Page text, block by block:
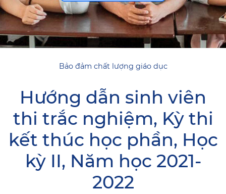
Bảo đảm chất lượng giáo dục
Hướng dẫn sinh viên
thi trắc nghiệm, Kỳ thi
kết thúc học phần, Học
kỳ II, Năm học 2021-
2022